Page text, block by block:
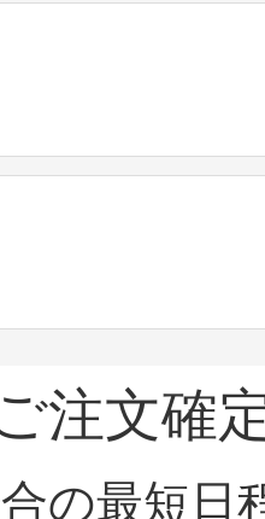
ご注文確
の最短日